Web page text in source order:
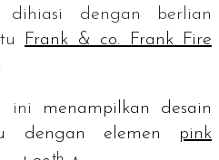
dengan berlian
Frank & co. Frank Fire
.
ini
menampilkan desain
dengan elemen pink